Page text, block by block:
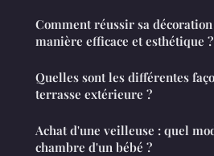
Comment réussir sa
manière efficace et esthétique ?
Quelles sont les différentes
terrasse extérieure ?
Achat d'une veilleuse : quel
chambre d'un bébé ?